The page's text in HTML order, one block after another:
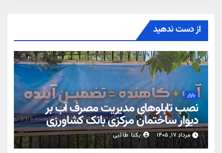
از دست ندهید
بازار
نصب تابلوهای مدیریت مصرف آب بر
دیوار ساختمان مرکزی بانک کشاورزی
مرداد ۱۷, ۱۴۰۵ یکتا طالبی